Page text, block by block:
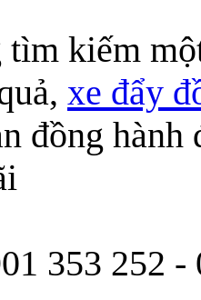
tìm kiếm
xe đẩy
đồng
353 252 -